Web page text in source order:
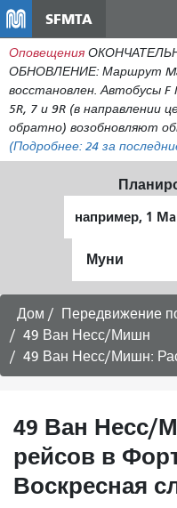
SFMTA
Оповещения
ОБНОВЛЕНИЕ: Маршрут
восстановлен. Автобусы F
5R, 7 и 9R (в направлении
обратно) возобновляют
(Подробнее: 24 за
местоположение
Дом Передвижение
49 Ван Несс/Мишн
49 Ван Несс/Мишн: Расписание
49 Ван Несс/
рейсов в
Воскресная